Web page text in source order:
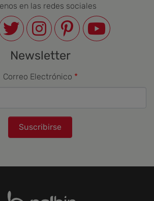
en las redes sociales
Newsletter
Correo Electrónico
Suscribirse